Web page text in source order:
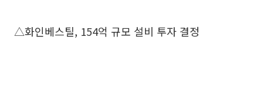
△화인베스틸, 154억 규모 설비 투자 결정